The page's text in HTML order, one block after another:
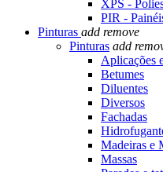
XPS -
PIR -
Pinturas add remove
Pinturas add
Aplicações
Betumes
Diluentes
Diversos
Fachadas
Madeiras e
Massas